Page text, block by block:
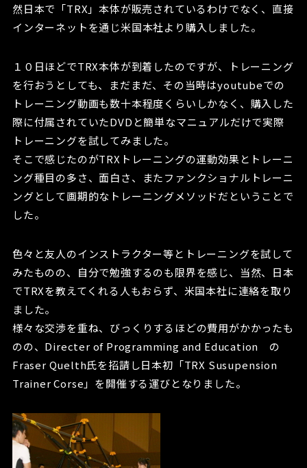
然日本で「TRX」本体が販売されているわけでなく、直接
インターネットを通じ米国本社より購入しました。
１０日ほどでTRX本体が到着したのですが、トレーニング
を行おうとしても、まだまだ、その当時はyoutubeでの
トレーニング動画も数十本程度くらいしかなく、購入した
際に付属されていたDVDと簡単なマニュアルだけで実際
トレーニングを試してみました。
そこで感じたのがTRXトレーニングの運動効果とトレーニ
ング種目の多さ、面白さ、またファンクショナルトレーニ
ングとして画期的なトレーニングメソッドだということで
した。
色々と友人のインストラクター等とトレーニングを試して
みたものの、自分で勉強するのも限界を感じ、当然、日本
でTRXを教えてくれる人もおらず、米国本社に連絡を取り
ました。
様々な交渉を重ね、びっくりするほどの費用がかかったも
のの、Directer of Programming and Education の
Fraser Quelth氏を招請し日本初「TRX Susupension
Trainer Corse」を開催する運びとなりました。